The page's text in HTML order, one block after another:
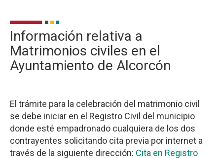
Información relativa a
Matrimonios civiles en el
Ayuntamiento de Alcorcón
El trámite para la celebración del matrimonio civil
se debe iniciar en el Registro Civil del municipio
donde esté empadronado cualquiera de los dos
contrayentes solicitando cita previa por internet a
través de la siguiente dirección: Cita en Registro